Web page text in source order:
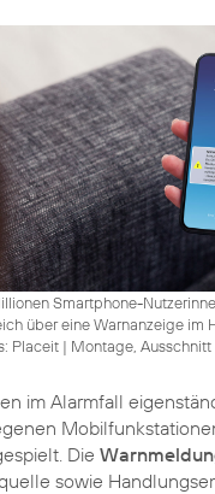
Smartphone-
über eine Warnanzeige im
Placeit | Montage,
im Alarmfall
Die
sowie